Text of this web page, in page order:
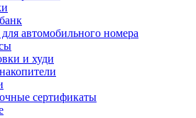
автомобильного номера
и худи
сертификаты